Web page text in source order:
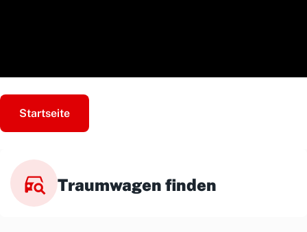
Startseite
Traumwagen finden